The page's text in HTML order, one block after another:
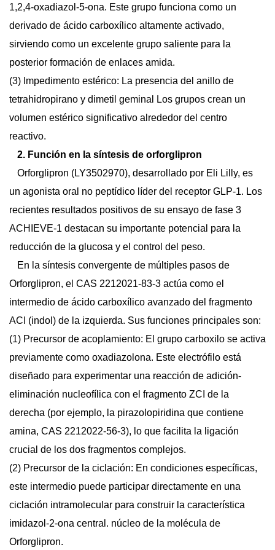
1,2,4-oxadiazol-5-ona. Este grupo funciona como un
derivado de ácido carboxílico altamente activado,
sirviendo como un excelente grupo saliente para la
posterior formación de enlaces amida.
(3) Impedimento estérico: La presencia del anillo de
tetrahidropirano y dimetil geminal
Los grupos crean un
volumen estérico significativo alrededor del centro
reactivo.
2. Función en la síntesis de orforglipron
Orforglipron (LY3502970), desarrollado por Eli Lilly, es
un agonista oral no peptídico líder del receptor GLP-1. Los
recientes resultados positivos de su ensayo de fase 3
ACHIEVE-1 destacan su importante potencial para la
reducción de la glucosa y el control del peso.
En la síntesis convergente de múltiples pasos de
Orforglipron, el CAS 2212021-83-3 actúa como el
intermedio de ácido carboxílico avanzado del fragmento
ACI (indol) de la izquierda. Sus funciones principales son:
(1) Precursor de acoplamiento: El grupo carboxilo se activa
previamente como oxadiazolona. Este electrófilo está
diseñado para experimentar una reacción de adición-
eliminación nucleofílica con el fragmento ZCI de la
derecha (por ejemplo, la pirazolopiridina que contiene
amina, CAS 2212022-56-3), lo que facilita la ligación
crucial de los dos fragmentos complejos.
(2) Precursor de la ciclación: En condiciones específicas,
este intermedio puede participar directamente en una
ciclación intramolecular para construir la característica
imidazol-2-ona central. núcleo de la molécula de
Orforglipron.